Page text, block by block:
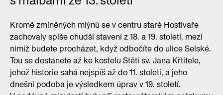
Kromě zmíněných mlýnů se v centru staré Hostivaře
zachovaly spíše chudší stavení z 18. a 19. století, mezi
nimiž budete procházet, když odbočíte do ulice Selské.
Tou se dostanete až ke kostelu Stětí sv. Jana Křtitele,
jehož historie sahá nejspíš až do 11. století, a jeho
dnešní podoba je výsledkem úprav v 19. století.